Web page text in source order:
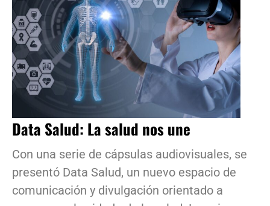
Data Salud: La salud nos une
Con una serie de cápsulas audiovisuales, se
presentó Data Salud, un nuevo espacio de
comunicación y divulgación orientado a